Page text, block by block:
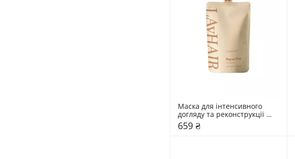
Маска для інтенсивного
догляду та реконструкції
пошкодженого волосся
LAvHAIR RepairPro
659 ₴